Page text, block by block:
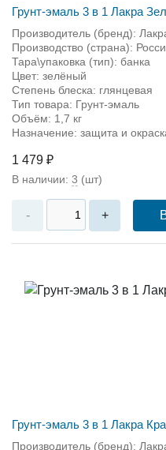
Грунт-эмаль 3 в 1 Лакра
Производитель (бренд):
Производство (страна):
Тара\упаковка (тип): банка
Цвет: зелёный
Степень блеска: глянцевая
Тип товара: Грунт-эмаль
Объём: 1,7 кг
Назначение: защита и
1 479 ₽
В наличии: 3 (шт)
- +
Грунт-эмаль 3 в 1 Лакра
Производитель (бренд):